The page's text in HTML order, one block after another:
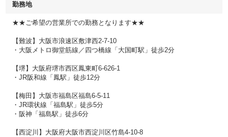
勤務地
★★ご希望の営業所での勤務となります★★
【難波】大阪市浪速区敷津⻄2-7-10
・大阪メトロ御堂筋線／四つ橋線「大国町駅」徒歩2分
【堺】大阪府堺市西区鳳東町6-626-1
・JR阪和線「鳳駅」徒歩12分
【梅田】大阪市福島区福島6-5-11
・JR環状線「福島駅」徒歩5分
・阪神「福島駅」徒歩6分
【西淀川】大阪府大阪市西淀川区竹島4-10-8